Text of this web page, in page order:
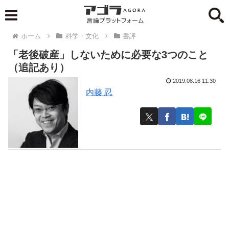
ホーム 科学・文化 書評
「老後破産」しないために必要な3つのこと
（追記あり）
内藤 忍
2019.08.16 11:30